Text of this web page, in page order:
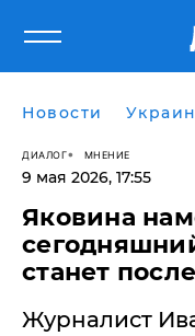
Новости
ДИАЛОГ МНЕНИЕ
9 мая 2026, 17:55
Яковина
станет
Журналист